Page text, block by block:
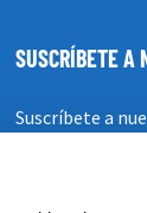
SUSCRÍBETE A
Suscríbete a